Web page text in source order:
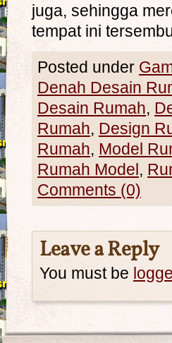
juga, sehingga
tempat ini
Posted under
Denah Desain
Desain Rumah,
Rumah, Design
Rumah, Model
Rumah Model,
Comments (0)
Leave a Reply
You must be